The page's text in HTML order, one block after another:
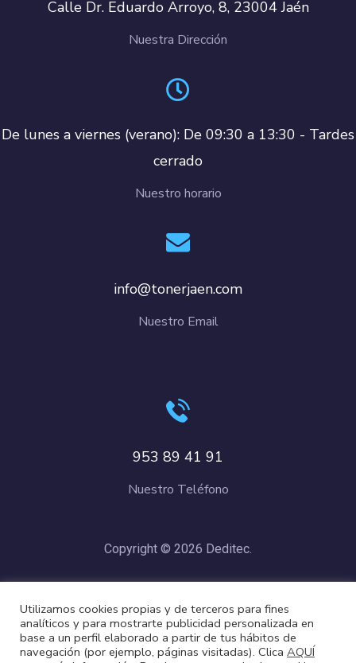
Calle Dr. Eduardo Arroyo, 8, 23004 Jaén
Nuestra Dirección
De lunes a viernes (verano): De 09:30 a 13:30 - Tardes
cerrado
Nuestro horario
info@tonerjaen.com
Nuestro Email
953 89 41 91
Nuestro Teléfono
Copyright © 2026 Deditec.
Cookies
Utilizamos cookies propias y de terceros para fines
analíticos y para mostrarte publicidad personalizada en
base a un perfil elaborado a partir de tus hábitos de
navegación (por ejemplo, páginas visitadas). Clica AQUÍ